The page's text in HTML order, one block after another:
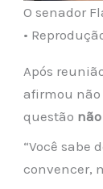
O senador
•
Após
afirmou não
questão
“Você sabe
convencer,